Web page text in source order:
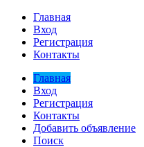
Главная
Вход
Регистрация
Контакты
Главная
Вход
Регистрация
Контакты
Добавить объявление
Поиск